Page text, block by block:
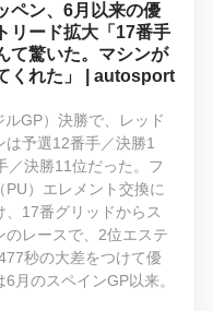
ペン、6月以来の優
リード拡大「17番手
て驚いた。マシンが
くれた」 | autosport
GP）決勝で、レッド
予選12番手／決勝1
／決勝11位だった。フ
）エレメント交換に
、17番グリッドからス
のレースで、2位エステ
秒の大差をつけて優
月のスペインGP以来。